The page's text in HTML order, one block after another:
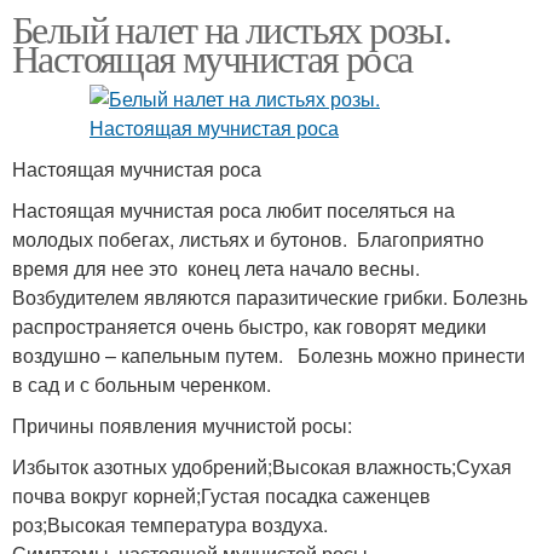
Белый налет на листьях розы.
Настоящая мучнистая роса
Настоящая мучнистая роса
Настоящая мучнистая роса любит поселяться на
молодых побегах, листьях и бутонов. Благоприятно
время для нее это конец лета начало весны.
Возбудителем являются паразитические грибки. Болезнь
распространяется очень быстро, как говорят медики
воздушно – капельным путем. Болезнь можно принести
в сад и с больным черенком.
Причины появления мучнистой росы:
Избыток азотных удобрений;Высокая влажность;Сухая
почва вокруг корней;Густая посадка саженцев
роз;Высокая температура воздуха.